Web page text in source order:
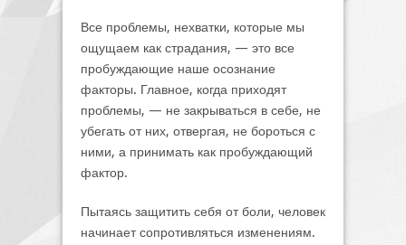
Все проблемы, нехватки, которые мы
ощущаем как страдания, — это все
пробуждающие наше осознание
факторы. Главное, когда приходят
проблемы, — не закрываться в себе, не
убегать от них, отвергая, не бороться с
ними, а принимать как пробуждающий
фактор.
Пытаясь защитить себя от боли, человек
начинает сопротивляться изменениям.